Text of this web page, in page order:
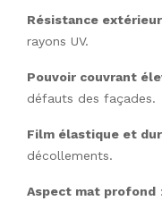
Résistance
rayons UV.
Pouvoir couvrant
défauts des façades.
Film élastique et
décollements.
Aspect mat profond